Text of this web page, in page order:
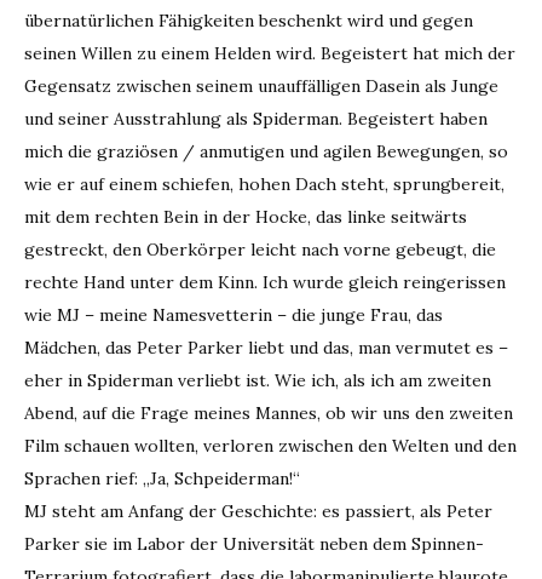
übernatürlichen Fähigkeiten beschenkt wird und gegen
seinen Willen zu einem Helden wird. Begeistert hat mich der
Gegensatz zwischen seinem unauffälligen Dasein als Junge
und seiner Ausstrahlung als Spiderman. Begeistert haben
mich die graziösen / anmutigen und agilen Bewegungen, so
wie er auf einem schiefen, hohen Dach steht, sprungbereit,
mit dem rechten Bein in der Hocke, das linke seitwärts
gestreckt, den Oberkörper leicht nach vorne gebeugt, die
rechte Hand unter dem Kinn. Ich wurde gleich reingerissen
wie MJ – meine Namesvetterin – die junge Frau, das
Mädchen, das Peter Parker liebt und das, man vermutet es –
eher in Spiderman verliebt ist. Wie ich, als ich am zweiten
Abend, auf die Frage meines Mannes, ob wir uns den zweiten
Film schauen wollten, verloren zwischen den Welten und den
Sprachen rief: „Ja, Schpeiderman!“
MJ steht am Anfang der Geschichte: es passiert, als Peter
Parker sie im Labor der Universität neben dem Spinnen-